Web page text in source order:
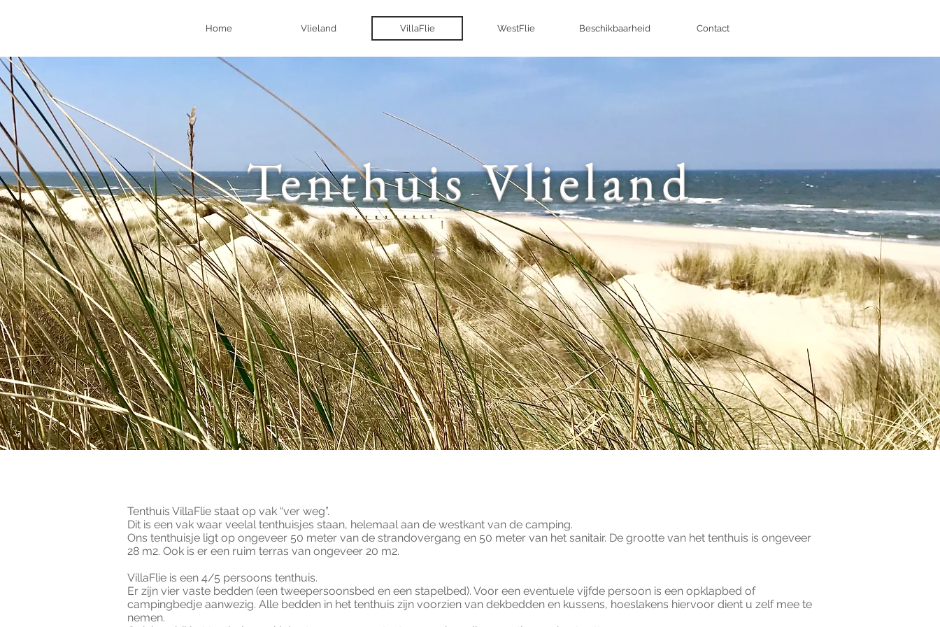
Home Vlieland VillaFlie WestFlie Beschikbaarheid Contact
Tenthuis Vlieland
Tenthuis VillaFlie staat op vak “ver weg”.
Dit is een vak waar veelal tenthuisjes staan, helemaal aan de westkant van de camping.
Ons tenthuisje ligt op ongeveer 50 meter van de strandovergang en 50 meter van het sanitair. De grootte van het tenthuis is ongeveer
28 m2. Ook is er een ruim terras van ongeveer 20 m2.
VillaFlie is een 4/5 persoons tenthuis.
Er zijn vier vaste bedden (een tweepersoonsbed en een stapelbed). Voor een eventuele vijfde persoon is een opklapbed of
campingbedje aanwezig. Alle bedden in het tenthuis zijn voorzien van dekbedden en kussens, hoeslakens hiervoor dient u zelf mee te
nemen.